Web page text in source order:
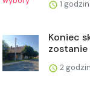
1
Koniec
2